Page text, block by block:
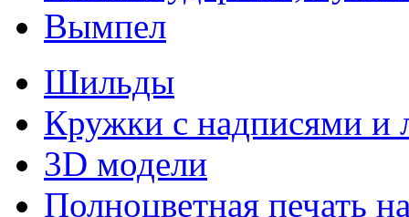
Вымпел
Шильды
Кружки с надписями и
3D модели
Полноцветная печать